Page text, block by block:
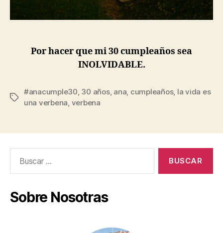
Por hacer que mi 30 cumpleaños sea
INOLVIDABLE.
Etiquetas
#anacumple30 30 años, ana cumpleaños, la vida es
una verbena verbena
Sobre Nosotras